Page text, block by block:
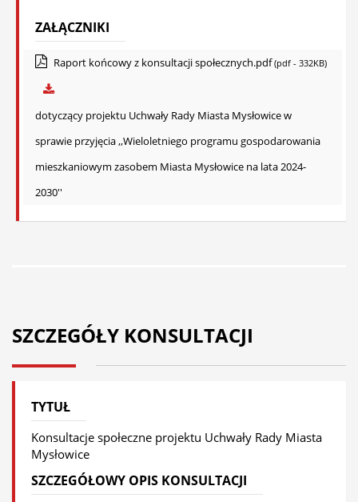
ZAŁĄCZNIKI
Raport końcowy z konsultacji społecznych.pdf(pdf - 332KB)
dotyczący projektu Uchwały Rady Miasta Mysłowice w
sprawie przyjęcia ,,Wieloletniego programu gospodarowania
mieszkaniowym zasobem Miasta Mysłowice na lata 2024-
2030''
SZCZEGÓŁY KONSULTACJI
TYTUŁ
Konsultacje społeczne projektu Uchwały Rady Miasta
Mysłowice
SZCZEGÓŁOWY OPIS KONSULTACJI